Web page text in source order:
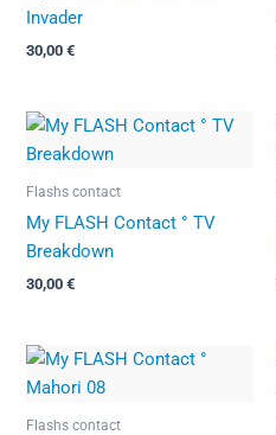
Invader
30,00€
Flashs contact
My FLASH Contact ° TV
Breakdown
30,00€
Flashs contact